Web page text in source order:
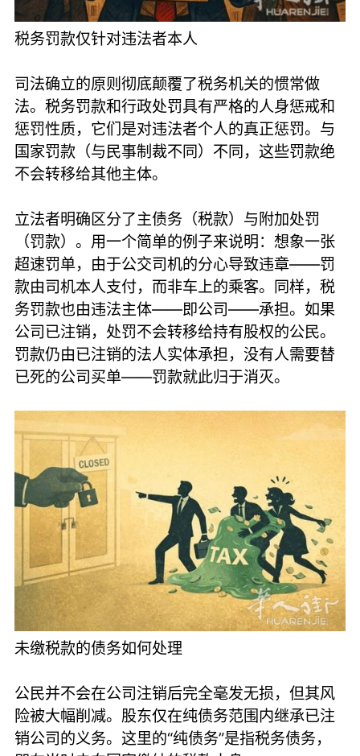
税务罚款仅针对违法者本人
司法确立的原则彻底颠覆了税务机关的惯常做
法。税务罚款和行政处罚具有严格的人身惩戒和
惩罚性质，它们是对违法者个人的真正惩罚。与
国家罚款（与民事制裁不同）不同，这些罚款绝
不会转移给其他主体。
立法者明确区分了主债务（税款）与附加处罚
（罚款）。用一个简单的例子来说明：想象一张
超速罚单，由于公交司机的分心导致违章——罚
款由司机本人支付，而非车上的乘客。同样，税
务罚款也由违法主体——即公司——承担。如果
公司已注销，处罚不会转移给持有股权的公民。
罚款仍由已注销的法人实体承担，没有人需要替
已死的公司买单——罚款就此归于消灭。
未缴税款的债务如何处理
公民并不会在公司注销后完全毫发无损，但其风
险被大幅削减。股东仅在纯债务范围内继承已注
销公司的义务。这里的“纯债务”是指税务债务，